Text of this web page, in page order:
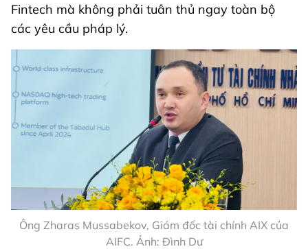
Fintech mà không phải tuân thủ ngay toàn bộ
các yêu cầu pháp lý.
Ông Zharas Mussabekov, Giám đốc tài chính AIX của
AIFC. Ảnh: Đình Dư